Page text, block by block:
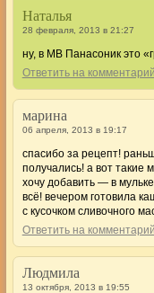
Наталья
28 февраля, 2013 в 21:27
ну, в МВ Панасоник это
Ответить на
марина
06 апреля, 2013 в 19:17
спасибо за рецепт!
получались! а вот такие
хочу добавить — в
всё! вечером готовила
с кусочком сливочного
Ответить на
Людмила
13 октября, 2013 в 19:55